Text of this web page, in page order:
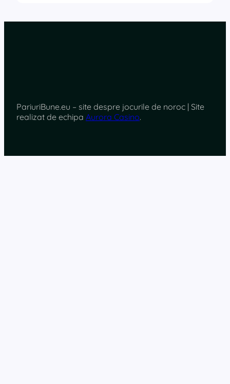
PariuriBune.eu – site despre jocurile de noroc | Site
realizat de echipa Aurora Casino.